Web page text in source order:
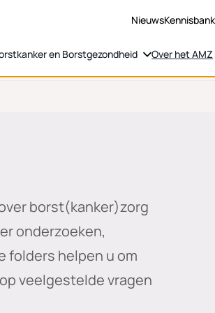
NieuwsKennisbank
en Borstgezondheid Over het AMZ
borst(kanker)zorg
onderzoeken,
folders helpen u om
veelgestelde vragen